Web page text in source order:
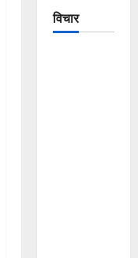
विचार